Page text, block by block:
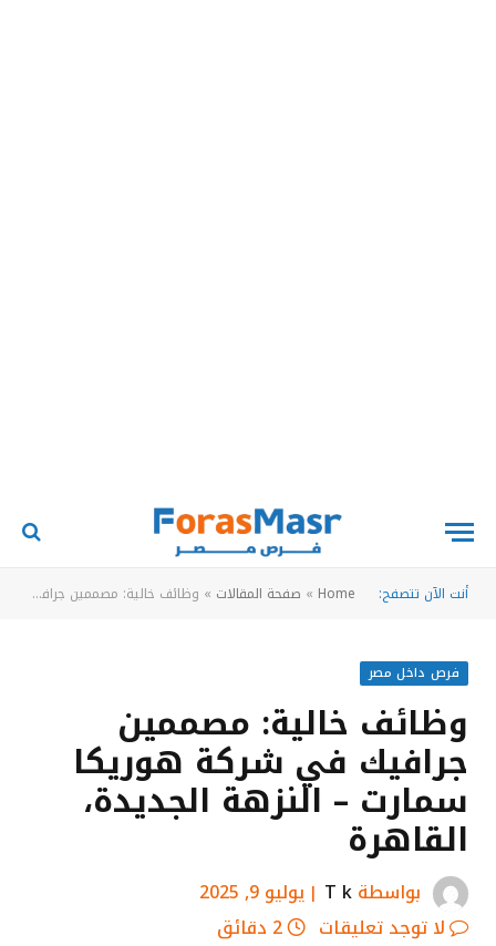
أنت الآن تتصفح: Home
» صفحة المقالات » وظائف خالية: مصممين جرافيك في شركة هوريكا سمارت – النزهة الجديدة، القاهرة
فرص داخل مصر
وظائف خالية: مصممين
جرافيك في شركة هوريكا
سمارت – النزهة الجديدة،
القاهرة
بواسطةT k
يوليو 9, 2025
لا توجد تعليقات
2 دقائق